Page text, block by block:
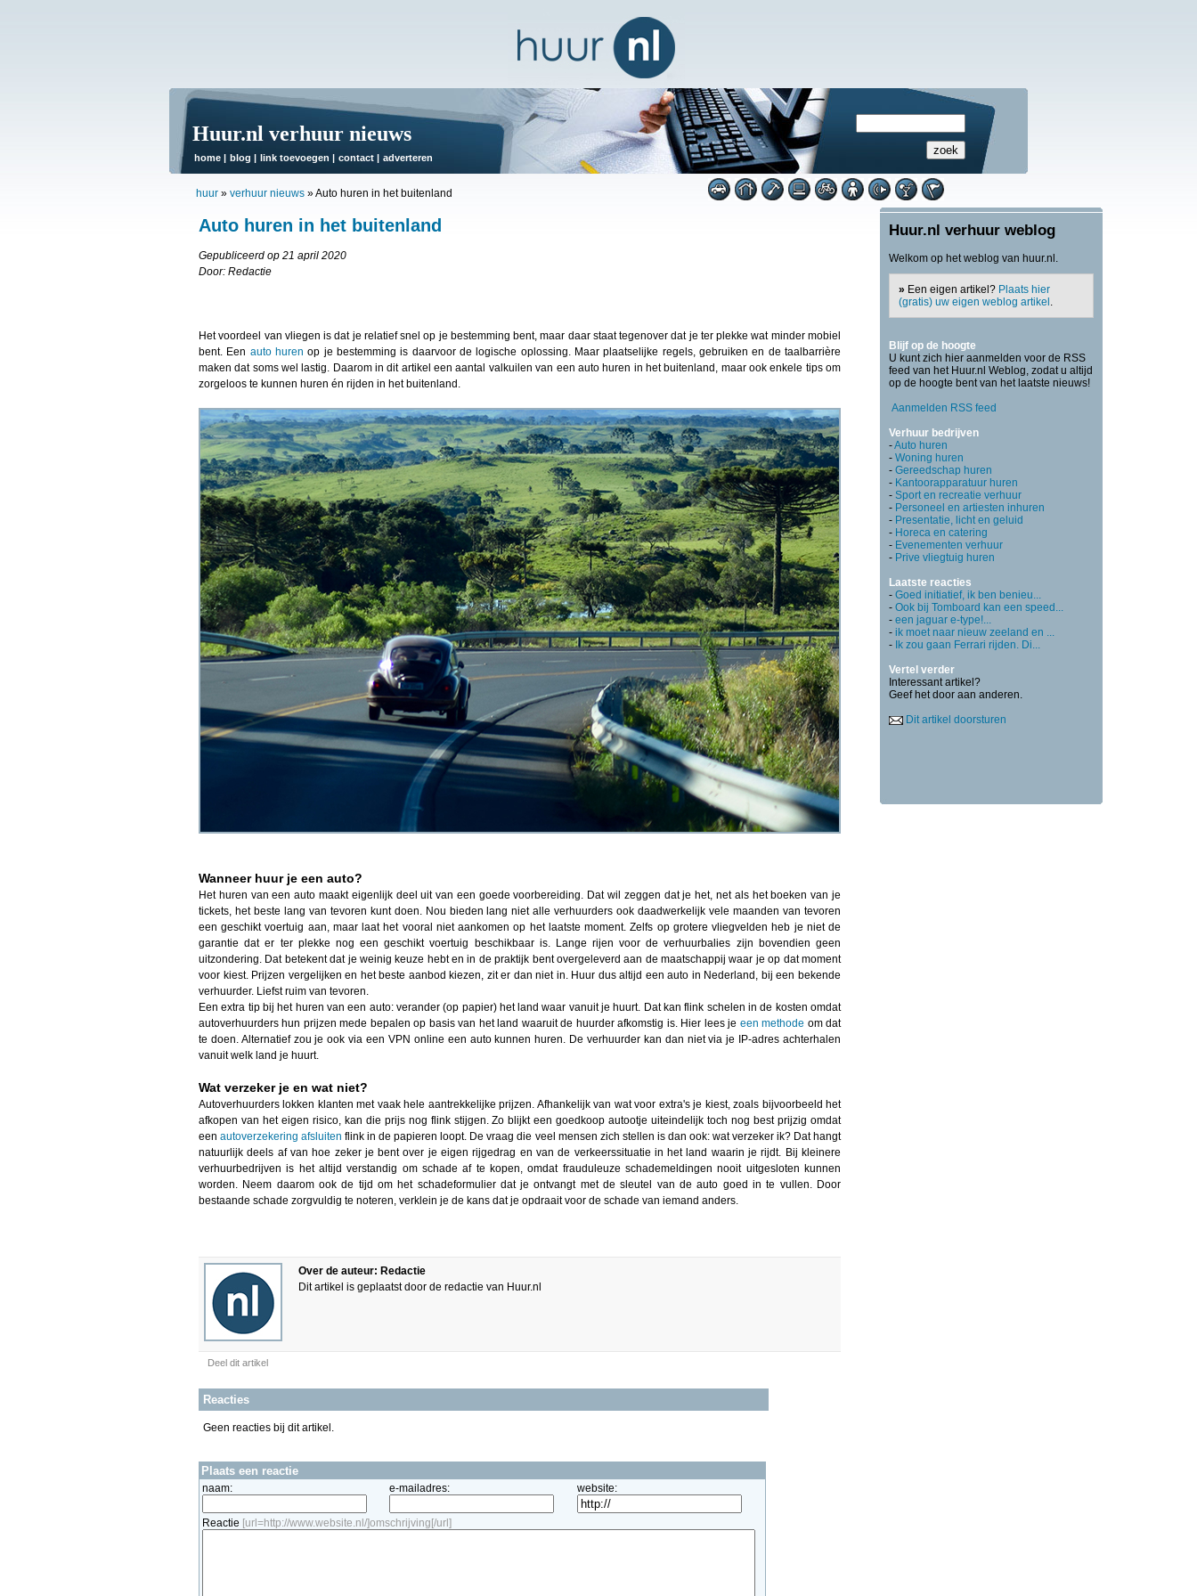
Huur.nl verhuur nieuws
home | blog | link toevoegen | contact | adverteren
huur » verhuur nieuws »Auto huren in het buitenland
Auto huren in het buitenland
Gepubliceerd op 21 april 2020
Door: Redactie
Het voordeel van vliegen is dat je relatief snel op je bestemming bent, maar daar staat tegenover dat je ter plekke wat minder mobiel
bent. Een auto huren op je bestemming is daarvoor de logische oplossing. Maar plaatselijke regels, gebruiken en de taalbarrière
maken dat soms wel lastig. Daarom in dit artikel een aantal valkuilen van een auto huren in het buitenland, maar ook enkele tips om
zorgeloos te kunnen huren én rijden in het buitenland.
Wanneer huur je een auto?
Het huren van een auto maakt eigenlijk deel uit van een goede voorbereiding. Dat wil zeggen dat je het, net als het boeken van je
tickets, het beste lang van tevoren kunt doen. Nou bieden lang niet alle verhuurders ook daadwerkelijk vele maanden van tevoren
een geschikt voertuig aan, maar laat het vooral niet aankomen op het laatste moment. Zelfs op grotere vliegvelden heb je niet de
garantie dat er ter plekke nog een geschikt voertuig beschikbaar is. Lange rijen voor de verhuurbalies zijn bovendien geen
uitzondering. Dat betekent dat je weinig keuze hebt en in de praktijk bent overgeleverd aan de maatschappij waar je op dat moment
voor kiest. Prijzen vergelijken en het beste aanbod kiezen, zit er dan niet in. Huur dus altijd een auto in Nederland, bij een bekende
verhuurder. Liefst ruim van tevoren.
Een extra tip bij het huren van een auto: verander (op papier) het land waar vanuit je huurt. Dat kan flink schelen in de kosten omdat
autoverhuurders hun prijzen mede bepalen op basis van het land waaruit de huurder afkomstig is. Hier lees je een methode om dat
te doen. Alternatief zou je ook via een VPN online een auto kunnen huren. De verhuurder kan dan niet via je IP-adres achterhalen
vanuit welk land je huurt.
Wat verzeker je en wat niet?
Autoverhuurders lokken klanten met vaak hele aantrekkelijke prijzen. Afhankelijk van wat voor extra's je kiest, zoals bijvoorbeeld het
afkopen van het eigen risico, kan die prijs nog flink stijgen. Zo blijkt een goedkoop autootje uiteindelijk toch nog best prijzig omdat
eenautoverzekering afsluiten flink in de papieren loopt. De vraag die veel mensen zich stellen is dan ook: wat verzeker ik? Dat hangt
natuurlijk deels af van hoe zeker je bent over je eigen rijgedrag en van de verkeerssituatie in het land waarin je rijdt. Bij kleinere
verhuurbedrijven is het altijd verstandig om schade af te kopen, omdat frauduleuze schademeldingen nooit uitgesloten kunnen
worden. Neem daarom ook de tijd om het schadeformulier dat je ontvangt met de sleutel van de auto goed in te vullen. Door
bestaande schade zorgvuldig te noteren, verklein je de kans dat je opdraait voor de schade van iemand anders.
Over de auteur: Redactie
Dit artikel is geplaatst door de redactie van Huur.nl
Deel dit artikel
Reacties
Geen reacties bij dit artikel.
Plaats een reactie
naam: e-mailadres: website:
Reactie [url=http://www.website.nl/]omschrijving[/url]
Huur.nl verhuur weblog
Welkom op het weblog van huur.nl.
» Een eigen artikel? Plaats hier
(gratis) uw eigen weblog artikel .
Blijf op de hoogte
U kunt zich hier aanmelden voor de RSS
feed van het Huur.nl Weblog, zodat u altijd
op de hoogte bent van het laatste nieuws!
Aanmelden RSS feed
Verhuur bedrijven
-Auto huren
- Woning huren
- Gereedschap huren
- Kantoorapparatuur huren
- Sport en recreatie verhuur
- Personeel en artiesten inhuren
- Presentatie, licht en geluid
- Horeca en catering
- Evenementen verhuur
- Prive vliegtuig huren
Laatste reacties
- Goed initiatief, ik ben benieu...
- Ook bij Tomboard kan een speed...
- een jaguar e-type!...
- ik moet naar nieuw zeeland en ...
- Ik zou gaan Ferrari rijden. Di...
Vertel verder
Interessant artikel?
Geef het door aan anderen.
Dit artikel doorsturen